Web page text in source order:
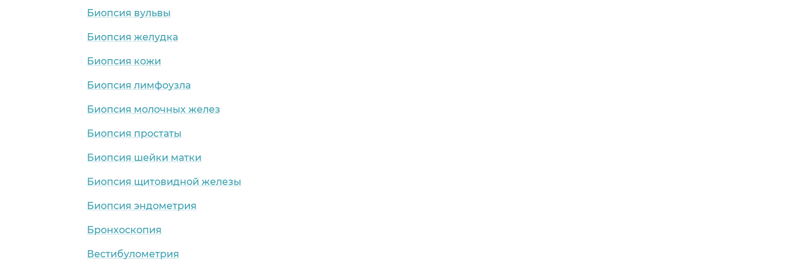
Биопсия вульвы
Биопсия желудка
Биопсия кожи
Биопсия лимфоузла
Биопсия молочных желез
Биопсия простаты
Биопсия шейки матки
Биопсия щитовидной железы
Биопсия эндометрия
Бронхоскопия
Вестибулометрия